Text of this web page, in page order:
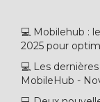
💻 Mobilehub :
2025 pour
💻 Les
MobileHub -